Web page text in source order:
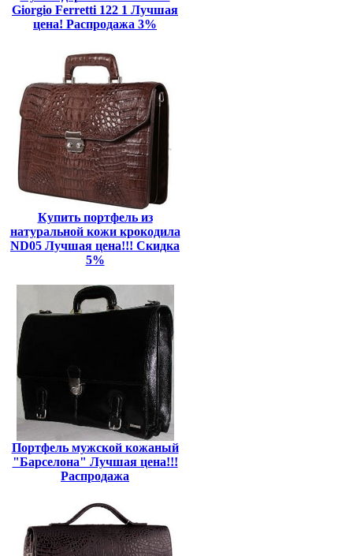
Giorgio Ferretti 122 1 Лучшая
цена! Распродажа 3%
Купить портфель из
натуральной кожи крокодила
ND05 Лучшая цена!!! Скидка
5%
Портфель мужской кожаный
"Барселона" Лучшая цена!!!
Распродажа